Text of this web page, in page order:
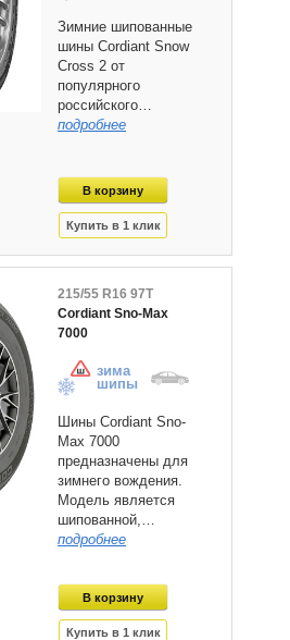
Зимние шипованные
шины Cordiant Snow
Cross 2 от
популярного
российского…
подробнее
215/55 R16 97T
Cordiant Sno-Max
7000
зима
шипы
Шины Cordiant Sno-
Max 7000
предназначены для
зимнего вождения.
Модель является
шипованной,…
подробнее